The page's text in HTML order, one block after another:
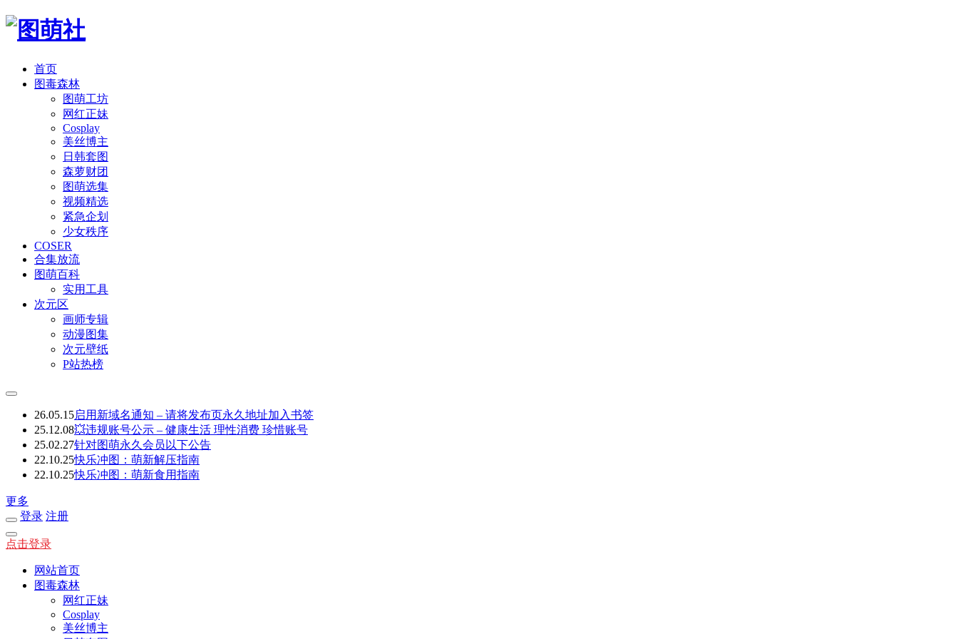
首页
图毒森林
图萌工坊
网红正妹
Cosplay
美丝博主
日韩套图
森萝财团
图萌选集
视频精选
紧急企划
少女秩序
COSER
合集放流
图萌百科
实用工具
次元区
画师专辑
动漫图集
次元壁纸
P站热榜
26.05.15启用新域名通知 – 请将发布页永久地址加入书签
25.12.08💥违规账号公示 – 健康生活 理性消费 珍惜账号
25.02.27针对图萌永久会员以下公告
22.10.25快乐冲图：萌新解压指南
22.10.25快乐冲图：萌新食用指南
更多
登录 注册
点击登录
网站首页
图毒森林
网红正妹
Cosplay
美丝博主